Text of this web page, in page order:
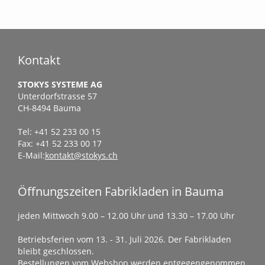
Kontakt
STOKYS SYSTEME AG
Unterdorfstrasse 57
CH-8494 Bauma
Tel: +41 52 233 00 15
Fax: +41 52 233 00 17
E-Mail:kontakt@stokys.ch
Öffnungszeiten Fabrikladen in Bauma
jeden Mittwoch 9.00 – 12.00 Uhr und 13.30 – 17.00 Uhr
Betriebsferien vom 13. - 31. Juli 2026. Der Fabrikladen
bleibt geschlossen.